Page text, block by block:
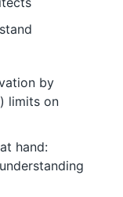
by
limits on
hand: